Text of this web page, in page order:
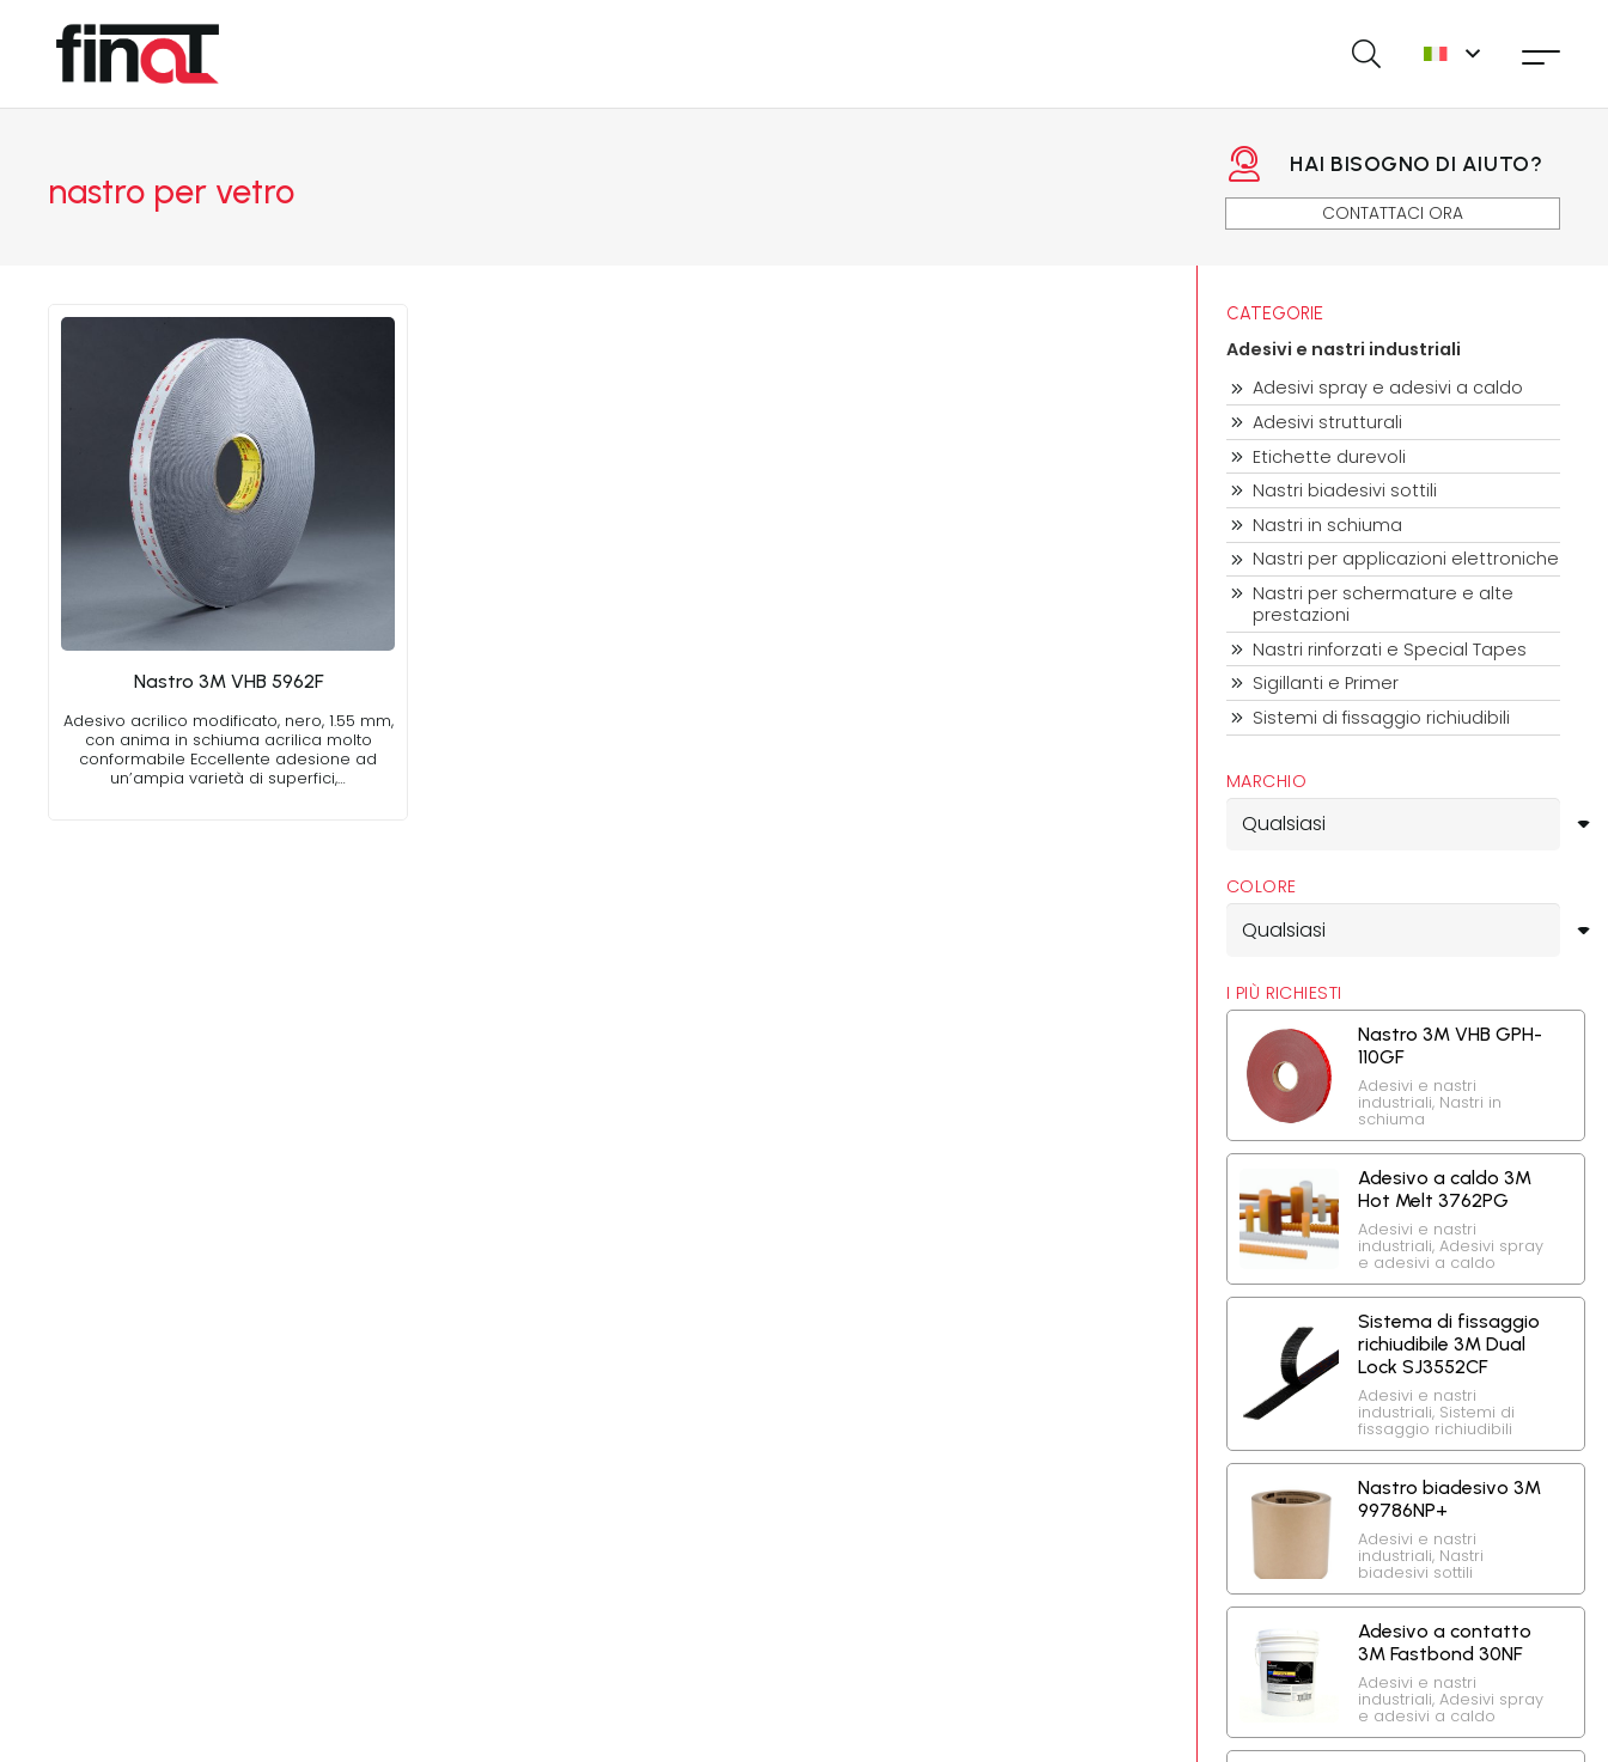
nastro per vetro
HAI BISOGNO DI AIUTO?
CONTATTACI ORA
Nastro 3M VHB 5962F
Adesivo acrilico modificato, nero, 1.55 mm,
con anima in schiuma acrilica molto
conformabile Eccellente adesione ad
un’ampia varietà di superfici,…
CATEGORIE
Adesivi e nastri industriali
Adesivi spray e adesivi a caldo
Adesivi strutturali
Etichette durevoli
Nastri biadesivi sottili
Nastri in schiuma
Nastri per applicazioni elettroniche
Nastri per schermature e alte
prestazioni
Nastri rinforzati e Special Tapes
Sigillanti e Primer
Sistemi di fissaggio richiudibili
MARCHIO
COLORE
I PIÙ RICHIESTI
Nastro 3M VHB GPH-
110GF
Adesivi e nastri
industriali, Nastri in
schiuma
Adesivo a caldo 3M
Hot Melt 3762PG
Adesivi e nastri
industriali,Adesivi spray
e adesivi a caldo
Sistema di fissaggio
richiudibile 3M Dual
Lock SJ3552CF
Adesivi e nastri
industriali, Sistemi di
fissaggio richiudibili
Nastro biadesivo 3M
99786NP+
Adesivi e nastri
industriali, Nastri
biadesivi sottili
Adesivo a contatto
3M Fastbond 30NF
Adesivi e nastri
industriali,Adesivi spray
e adesivi a caldo